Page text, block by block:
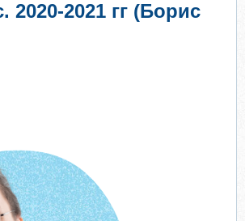
2021 гг (Борис